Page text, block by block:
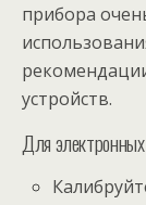
прибора
устройств.
Для